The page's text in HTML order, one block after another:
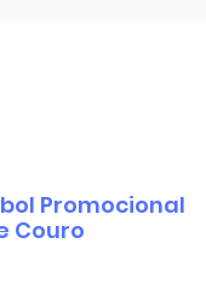
Promocional
Couro